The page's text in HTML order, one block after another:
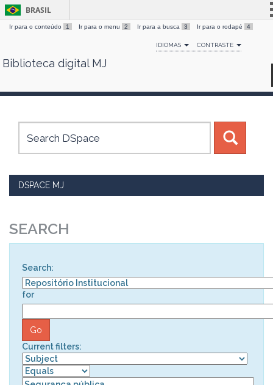
Skip
BRASIL
Simplifique!
Comunica BR
Canais
Ir para o conteúdo 1 Ir para o menu 2 Ir para a busca 3 Ir para o rodapé 4
IDIOMAS CONTRASTE
Biblioteca digital MJ
DSPACE MJ
SEARCH
Search:
for
Current filters: